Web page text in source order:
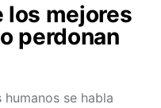
los mejores
perdonan
se habla